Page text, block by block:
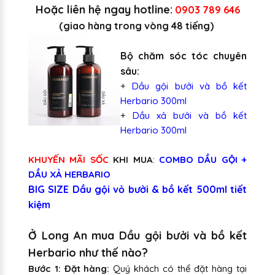
Hoặc liên hệ ngay hotline: 0903 789 646
(giao hàng trong vòng 48 tiếng)
Bộ chăm sóc tóc chuyên
sâu:
+Dầu gội bưởi và bồ kết
Herbario 300ml
+ Dầu xả bưởi và bồ kết
Herbario 300ml
KHUYẾN MÃI SỐCKHI MUA: COMBO DẦU GỘI +
DẦU XẢ HERBARIO
BIG SIZE Dầu gội vỏ bưởi & bồ kết 500ml tiết
kiệm
Ở Long An mua Dầu gội bưởi và bồ kết
Herbario như thế nào?
Bước 1: Đặt hàng: Quý khách có thể đặt hàng tại